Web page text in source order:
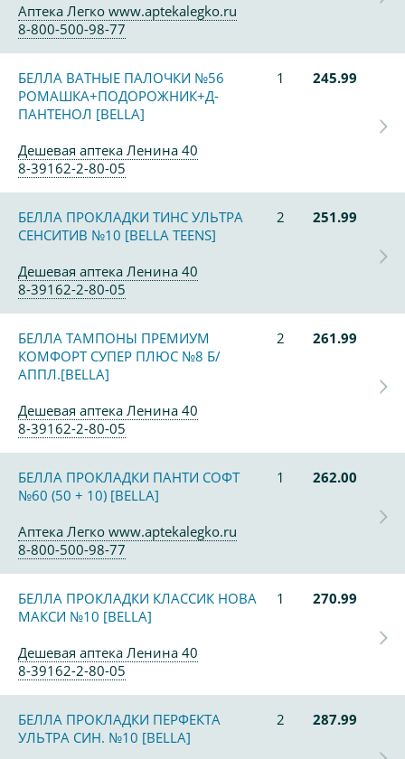
Аптека Легко www.aptekalegko.ru
8-800-500-98-77
БЕЛЛА ВАТНЫЕ ПАЛОЧКИ №56
РОМАШКА+ПОДОРОЖНИК+Д-
ПАНТЕНОЛ [BELLA]
1 245.99
Дешевая аптека Ленина 40
8-39162-2-80-05
БЕЛЛА ПРОКЛАДКИ ТИНС УЛЬТРА
СЕНСИТИВ №10 [BELLA TEENS]
2 251.99
Дешевая аптека Ленина 40
8-39162-2-80-05
БЕЛЛА ТАМПОНЫ ПРЕМИУМ
КОМФОРТ СУПЕР ПЛЮС №8 Б/
АППЛ.[BELLA]
2 261.99
Дешевая аптека Ленина 40
8-39162-2-80-05
БЕЛЛА ПРОКЛАДКИ ПАНТИ СОФТ
№60 (50 + 10) [BELLA]
1 262.00
Аптека Легко www.aptekalegko.ru
8-800-500-98-77
БЕЛЛА ПРОКЛАДКИ КЛАССИК НОВА
МАКСИ №10 [BELLA]
1 270.99
Дешевая аптека Ленина 40
8-39162-2-80-05
БЕЛЛА ПРОКЛАДКИ ПЕРФЕКТА
УЛЬТРА СИН. №10 [BELLA]
2 287.99